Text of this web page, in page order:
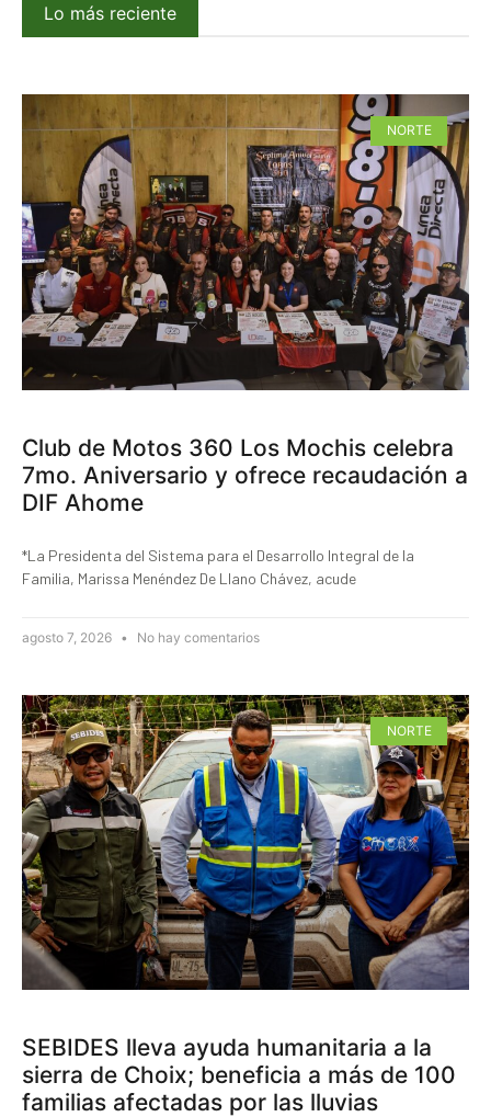
Lo más reciente
NORTE
Club de Motos 360 Los Mochis celebra
7mo. Aniversario y ofrece recaudación a
DIF Ahome
*La Presidenta del Sistema para el Desarrollo Integral de la
Familia, Marissa Menéndez De Llano Chávez, acude
agosto 7, 2026 No hay comentarios
NORTE
SEBIDES lleva ayuda humanitaria a la
sierra de Choix; beneficia a más de 100
familias afectadas por las lluvias